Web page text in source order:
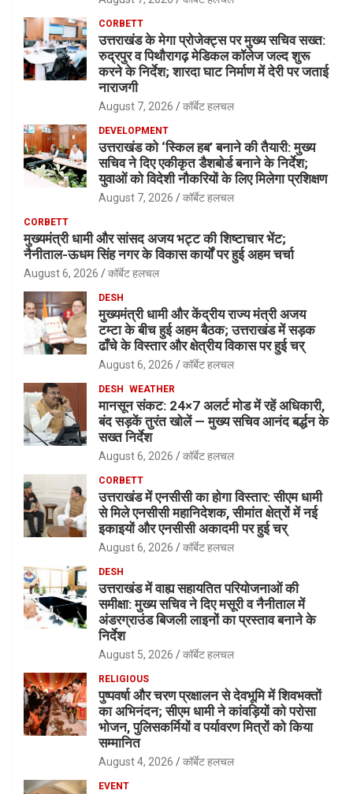
CORBETT
उत्तराखंड के मेगा प्रोजेक्ट्स पर मुख्य सचिव सख्त:
रुद्रपुर व पिथौरागढ़ मेडिकल कॉलेज जल्द शुरू
करने के निर्देश; शारदा घाट निर्माण में देरी पर जताई
नाराजगी
August 7, 2026 कॉर्बेट हलचल
DEVELOPMENT
उत्तराखंड को ‘स्किल हब’ बनाने की तैयारी: मुख्य
सचिव ने दिए एकीकृत डैशबोर्ड बनाने के निर्देश;
युवाओं को विदेशी नौकरियों के लिए मिलेगा प्रशिक्षण
August 7, 2026 कॉर्बेट हलचल
CORBETT
मुख्यमंत्री धामी और सांसद अजय भट्ट की शिष्टाचार भेंट;
नैनीताल-ऊधम सिंह नगर के विकास कार्यों पर हुई अहम चर्चा
August 6, 2026 कॉर्बेट हलचल
DESH
मुख्यमंत्री धामी और केंद्रीय राज्य मंत्री अजय
टम्टा के बीच हुई अहम बैठक; उत्तराखंड में सड़क
ढाँचे के विस्तार और क्षेत्रीय विकास पर हुई चर्
August 6, 2026 कॉर्बेट हलचल
DESH WEATHER
मानसून संकट: 24×7 अलर्ट मोड में रहें अधिकारी,
बंद सड़कें तुरंत खोलें — मुख्य सचिव आनंद बर्द्धन के
सख्त निर्देश
August 6, 2026 कॉर्बेट हलचल
CORBETT
उत्तराखंड में एनसीसी का होगा विस्तार: सीएम धामी
से मिले एनसीसी महानिदेशक, सीमांत क्षेत्रों में नई
इकाइयों और एनसीसी अकादमी पर हुई चर्
August 6, 2026 कॉर्बेट हलचल
DESH
उत्तराखंड में वाह्य सहायतित परियोजनाओं की
समीक्षा: मुख्य सचिव ने दिए मसूरी व नैनीताल में
अंडरग्राउंड बिजली लाइनों का प्रस्ताव बनाने के
निर्देश
August 5, 2026 कॉर्बेट हलचल
RELIGIOUS
पुष्पवर्षा और चरण प्रक्षालन से देवभूमि में शिवभक्तों
का अभिनंदन; सीएम धामी ने कांवड़ियों को परोसा
भोजन, पुलिसकर्मियों व पर्यावरण मित्रों को किया
सम्मानित
August 4, 2026 कॉर्बेट हलचल
EVENT